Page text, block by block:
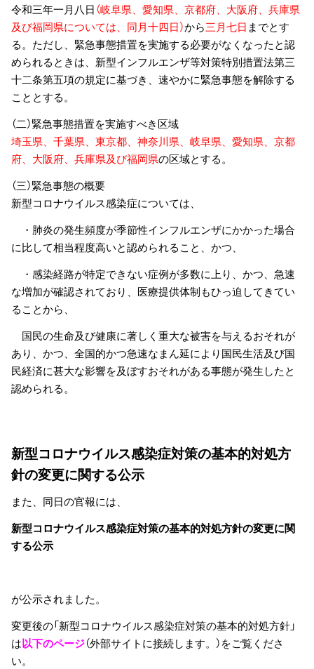
令和三年一月八日 （岐阜県、愛知県、京都府、大阪府、兵庫県
及び福岡県については、同月十四日）から三月七日 までとす
る。ただし、緊急事態措置を実施する必要がなくなったと認
められるときは、新型インフルエンザ等対策特別措置法第三
十二条第五項の規定に基づき、速やかに緊急事態を解除する
こととする。
（二）緊急事態措置を実施すべき区域
埼玉県、千葉県、東京都、神奈川県、岐阜県、愛知県、京都
府、大阪府、兵庫県及び福岡県の区域とする。
（三）緊急事態の概要
新型コロナウイルス感染症については、
・肺炎の発生頻度が季節性インフルエンザにかかった場合
に比して相当程度高いと認められること、かつ、
・感染経路が特定できない症例が多数に上り、かつ、急速
な増加が確認されており、医療提供体制もひっ迫してきてい
ることから、
国民の生命及び健康に著しく重大な被害を与えるおそれが
あり、かつ、全国的かつ急速なまん延により国民生活及び国
民経済に甚大な影響を及ぼすおそれがある事態が発生したと
認められる。
新型コロナウイルス感染症対策の基本的対処方
針の変更に関する公示
また、同日の官報には、
新型コロナウイルス感染症対策の基本的対処方針の変更に関
する公示
が公示されました。
変更後の「新型コロナウイルス感染症対策の基本的対処方針」
は以下のページ（外部サイトに接続します。）をご覧くださ
い。